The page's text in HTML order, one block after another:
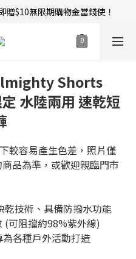
購物金當錢使！
贈$10無限期購物金當錢使！
購物金當錢使！
Shorts
水陸兩用 速乾短
較容易產生色差，照片僅
品為準，或歡迎親臨門市
乾技術、具備防撥水功能
(可阻擋約98%紫外線)
各種戶外活動打造